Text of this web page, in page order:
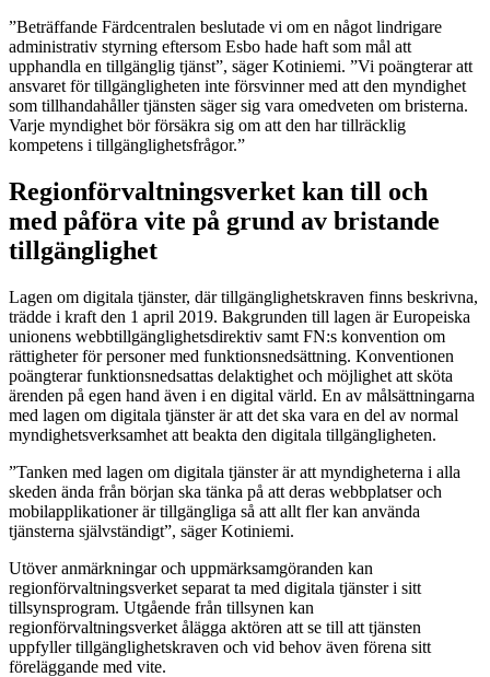
”Beträffande Färdcentralen beslutade vi om en något lindrigare
administrativ styrning eftersom Esbo hade haft som mål att
upphandla en tillgänglig tjänst”, säger Kotiniemi. ”Vi poängterar att
ansvaret för tillgängligheten inte försvinner med att den myndighet
som tillhandahåller tjänsten säger sig vara omedveten om bristerna.
Varje myndighet bör försäkra sig om att den har tillräcklig
kompetens i tillgänglighetsfrågor.”
Regionförvaltningsverket kan till och
med påföra vite på grund av bristande
tillgänglighet
Lagen om digitala tjänster, där tillgänglighetskraven finns beskrivna,
trädde i kraft den 1 april 2019. Bakgrunden till lagen är Europeiska
unionens webbtillgänglighetsdirektiv samt FN:s konvention om
rättigheter för personer med funktionsnedsättning. Konventionen
poängterar funktionsnedsattas delaktighet och möjlighet att sköta
ärenden på egen hand även i en digital värld. En av målsättningarna
med lagen om digitala tjänster är att det ska vara en del av normal
myndighetsverksamhet att beakta den digitala tillgängligheten.
”Tanken med lagen om digitala tjänster är att myndigheterna i alla
skeden ända från början ska tänka på att deras webbplatser och
mobilapplikationer är tillgängliga så att allt fler kan använda
tjänsterna självständigt”, säger Kotiniemi.
Utöver anmärkningar och uppmärksamgöranden kan
regionförvaltningsverket separat ta med digitala tjänster i sitt
tillsynsprogram. Utgående från tillsynen kan
regionförvaltningsverket ålägga aktören att se till att tjänsten
uppfyller tillgänglighetskraven och vid behov även förena sitt
föreläggande med vite.